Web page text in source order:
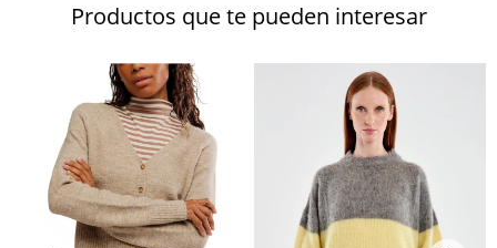
Productos que te pueden interesar